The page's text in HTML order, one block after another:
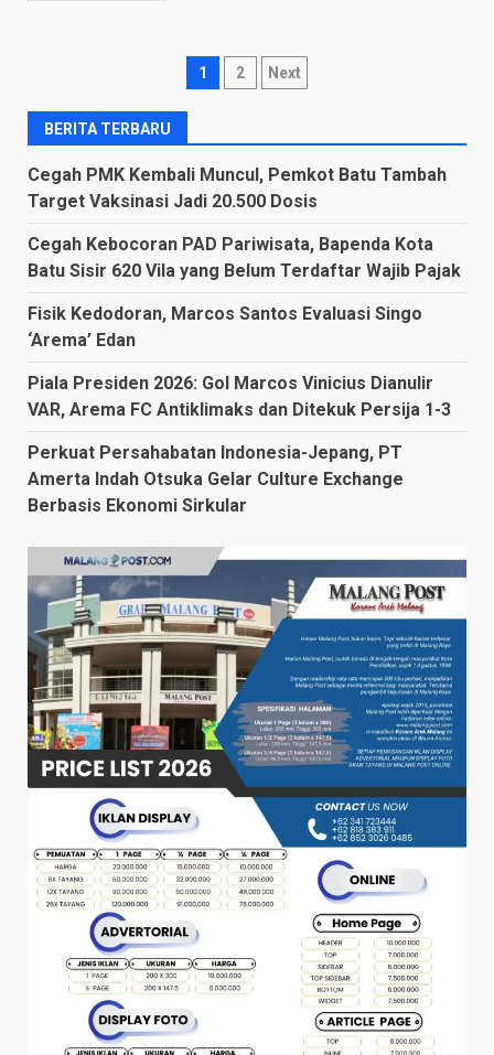
Posts
navigation
1 2 Next
BERITA TERBARU
Cegah PMK Kembali Muncul, Pemkot Batu Tambah
Target Vaksinasi Jadi 20.500 Dosis
Cegah Kebocoran PAD Pariwisata, Bapenda Kota
Batu Sisir 620 Vila yang Belum Terdaftar Wajib Pajak
Fisik Kedodoran, Marcos Santos Evaluasi Singo
‘Arema’ Edan
Piala Presiden 2026: Gol Marcos Vinicius Dianulir
VAR, Arema FC Antiklimaks dan Ditekuk Persija 1-3
Perkuat Persahabatan Indonesia-Jepang, PT
Amerta Indah Otsuka Gelar Culture Exchange
Berbasis Ekonomi Sirkular